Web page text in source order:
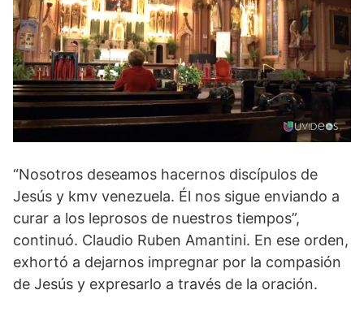
“Nosotros deseamos hacernos discípulos de
Jesús y kmv venezuela. Él nos sigue enviando a
curar a los leprosos de nuestros tiempos”,
continuó. Claudio Ruben Amantini. En ese orden,
exhortó a dejarnos impregnar por la compasión
de Jesús y expresarlo a través de la oración.